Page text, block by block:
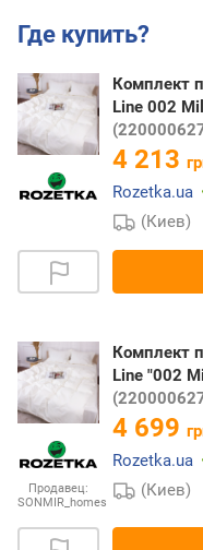
Где купить?
Комплект
Line 002
4 213
Rozetka.ua
(Киев)
Продавец:
SONMIR_homes
Комплект
Line "002
4 699
Rozetka.ua
(Киев)